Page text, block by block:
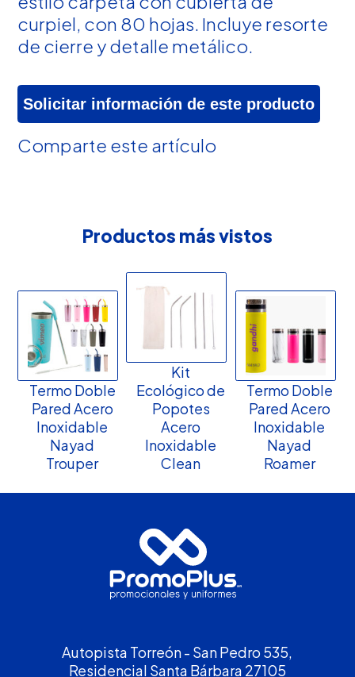
curpiel, con 80 hojas. Incluye resorte
de cierre y detalle metálico.
Solicitar información de este producto
Comparte este artículo
Productos más vistos
Termo Doble
Pared Acero
Inoxidable
Nayad
Trouper
Kit
Ecológico de
Popotes
Acero
Inoxidable
Clean
Termo Doble
Pared Acero
Inoxidable
Nayad
Roamer
Autopista Torreón - San Pedro 535,
Residencial Santa Bárbara 27105